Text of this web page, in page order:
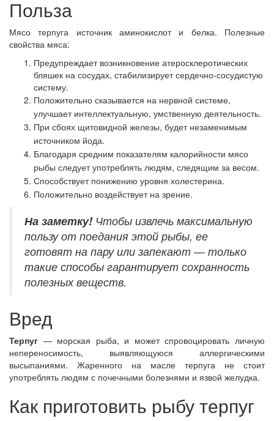
Польза
Мясо терпуга источник аминокислот и белка. Полезные
свойства мяса:
Предупреждает возникновение атеросклеротических
бляшек на сосудах, стабилизирует сердечно-сосудистую
систему.
Положительно сказывается на нервной системе,
улучшает интеллектуальную, умственную деятельность.
При сбоях щитовидной железы, будет незаменимым
источником йода.
Благодаря средним показателям калорийности мясо
рыбы следует употреблять людям, следящим за весом.
Способствует понижению уровня холестерина.
Положительно воздействует на зрение.
На заметку!Чтобы извлечь максимальную
пользу от поедания этой рыбы, ее
готовят на пару или запекают — только
такие способы гарантирует сохранность
полезных веществ.
Вред
Терпуг — морская рыба, и может спровоцировать личную
непереносимость, выявляющуюся аллергическими
высыпаниями. Жаренного на масле терпуга не стоит
употреблять людям с почечными болезнями и язвой желудка.
Как приготовить рыбу терпуг